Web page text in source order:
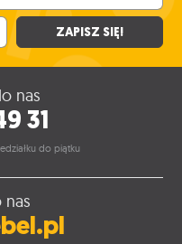
ZAPISZ SIĘ!
nas
31
do piątku
nas